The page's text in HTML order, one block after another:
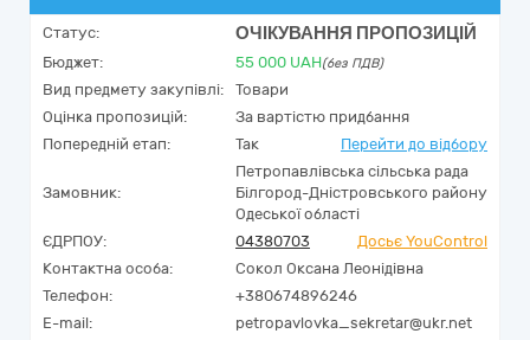
Статус: ОЧІКУВАННЯ ПРОПОЗИЦІЙ
Бюджет: 55 000 UAH(без ПДВ)
Вид предмету закупівлі:
Товари
Оцінка пропозицій:
За вартістю придбання
Попередній етап:
Так Перейти до відбору
Замовник:
Петропавлівська сільська рада
Білгород-Дністровського району
Одеської області
ЄДРПОУ:
04380703
Досьє YouControl
Контактна особа:
Сокол Оксана Леонідівна
Телефон:
+380674896246
E-mail:
petropavlovka_sekretar@ukr.net